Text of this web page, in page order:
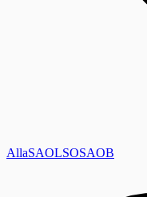
AllaSAOLSOSAOB